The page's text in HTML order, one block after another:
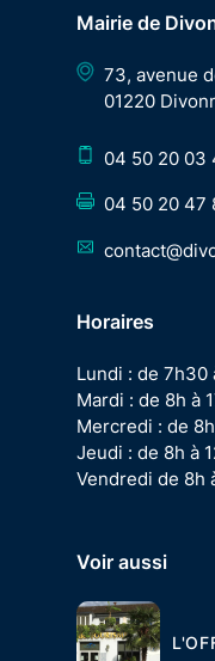
Mairie de
73, avenue
01220
04 50 20 03
04 50 20 47
Horaires
Lundi : de 7h30
Mardi : de 8h à
Mercredi : de
Jeudi : de 8h à
Vendredi de 8h
Voir aussi